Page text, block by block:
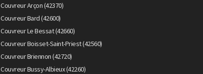
Couvreur Arçon (42370)
Couvreur Bard (42600)
Couvreur Le Bessat (42660)
Couvreur Boisset-Saint-Priest (42560)
Couvreur Briennon (42720)
Couvreur Bussy-Albieux (42260)